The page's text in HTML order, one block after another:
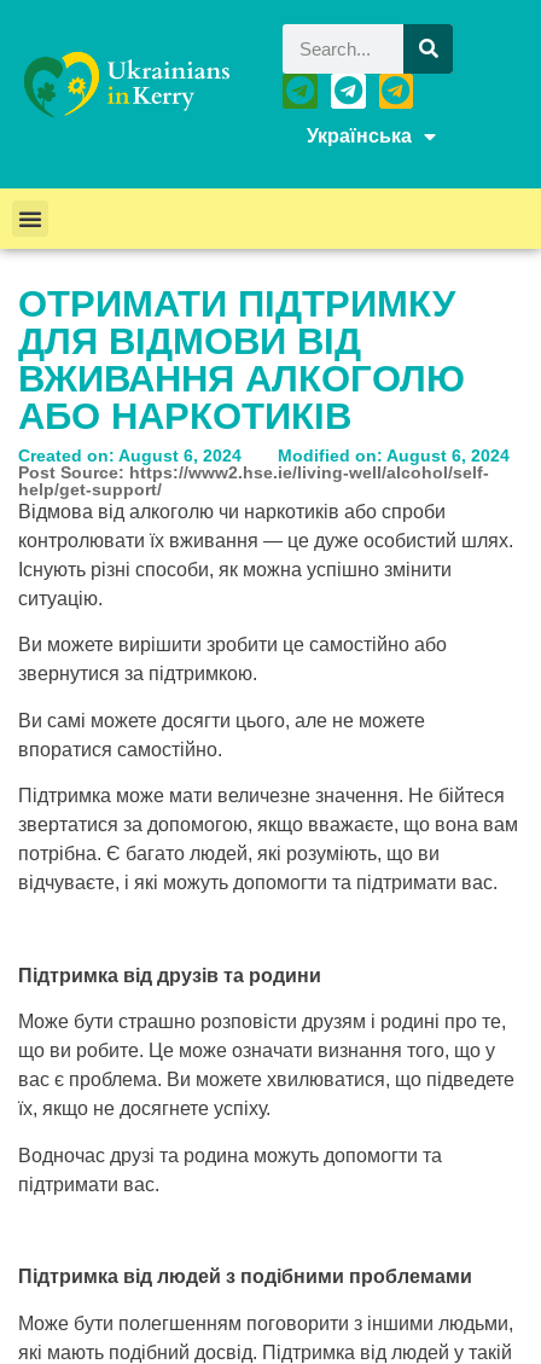
Українська
ОТРИМАТИ ПІДТРИМКУ
ДЛЯ ВІДМОВИ ВІД
ВЖИВАННЯ АЛКОГОЛЮ
АБО НАРКОТИКІВ
Created on: August 6, 2024
Modified on: August 6, 2024
Post Source: https://www2.hse.ie/living-well/alcohol/self-
help/get-support/
Відмова від алкоголю чи наркотиків або спроби
контролювати їх вживання — це дуже особистий шлях.
Існують різні способи, як можна успішно змінити
ситуацію.
Ви можете вирішити зробити це самостійно або
звернутися за підтримкою.
Ви самі можете досягти цього, але не можете
впоратися самостійно.
Підтримка може мати величезне значення. Не бійтеся
звертатися за допомогою, якщо вважаєте, що вона вам
потрібна. Є багато людей, які розуміють, що ви
відчуваєте, і які можуть допомогти та підтримати вас.
Підтримка від друзів та родини
Може бути страшно розповісти друзям і родині про те,
що ви робите. Це може означати визнання того, що у
вас є проблема. Ви можете хвилюватися, що підведете
їх, якщо не досягнете успіху.
Водночас друзі та родина можуть допомогти та
підтримати вас.
Підтримка від людей з подібними проблемами
Може бути полегшенням поговорити з іншими людьми,
які мають подібний досвід. Підтримка від людей у такій